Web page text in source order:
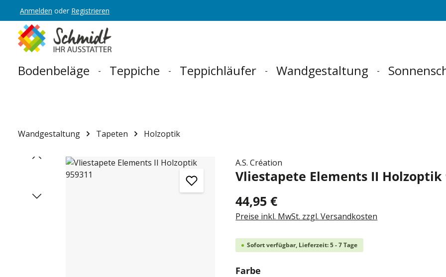
Hauptnavigation springen
Anmelden oder Registrieren
Bodenbeläge Teppiche Teppichläufer Wandgestaltung
Wandgestaltung Tapeten Holzoptik
Bildergalerie überspringen A.S. Création
Vliestapete Elements II Holzoptik
44,95 €
Preise inkl. MwSt. zzgl. Versandkosten
Sofort verfügbar, Lieferzeit: 5 - 7 Tage
Farbe